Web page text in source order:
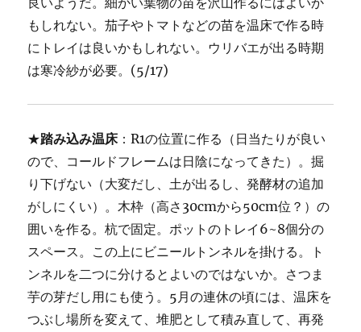
もしれない。茄子やトマトなどの苗を温床で作る時
にトレイは良いかもしれない。ウリバエが出る時期
は寒冷紗が必要。(5/17)
★踏み込み温床：R1の位置に作る（日当たりが良い
ので、コールドフレームは日陰になってきた）。掘
り下げない（大変だし、土が出るし、発酵材の追加
がしにくい）。木枠（高さ30cmから50cm位？）の
囲いを作る。杭で固定。ポットのトレイ6~8個分の
スペース。この上にビニールトンネルを掛ける。ト
ンネルを二つに分けるとよいのではないか。さつま
芋の芽だし用にも使う。5月の連休の頃には、温床を
つぶし場所を変えて、堆肥として積み直して、再発